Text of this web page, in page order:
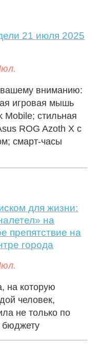
21 июля 2025
вниманию:
игровая мышь
Mobile; стильная
ROG Azoth X с
смарт-часы
для жизни:
на
препятствие на
города
на которую
человек,
не только по
бюджету
герой